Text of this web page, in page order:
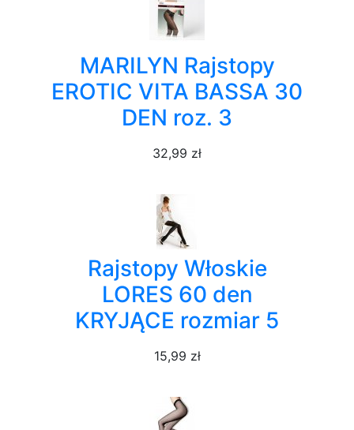
MARILYN Rajstopy
EROTIC VITA BASSA 30
DEN roz. 3
32,99 zł
Rajstopy Włoskie
LORES 60 den
KRYJĄCE rozmiar 5
15,99 zł